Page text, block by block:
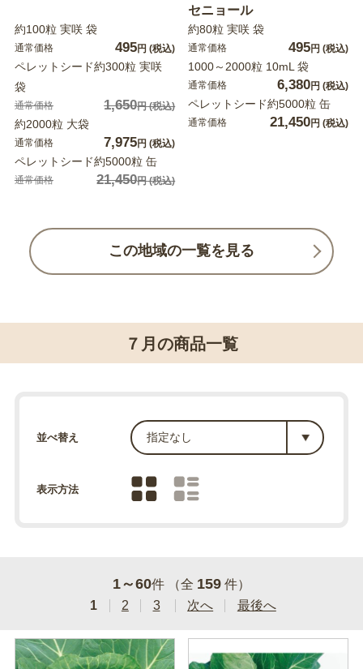
約100粒 実咲 袋
通常価格 495円 (税込)
ペレットシード約300粒 実咲
袋
通常価格 1,650円(税込)
約2000粒 大袋
通常価格 7,975円 (税込)
ペレットシード約5000粒 缶
通常価格 21,450円(税込)
セニョール
約80粒 実咲 袋
通常価格 495円 (税込)
1000～2000粒 10mL 袋
通常価格 6,380円 (税込)
ペレットシード約5000粒 缶
通常価格 21,450円 (税込)
この地域の一覧を見る
７月の商品一覧
並べ替え
表示方法
1～60件 （全 159 件）
1
2 3 次へ 最後へ